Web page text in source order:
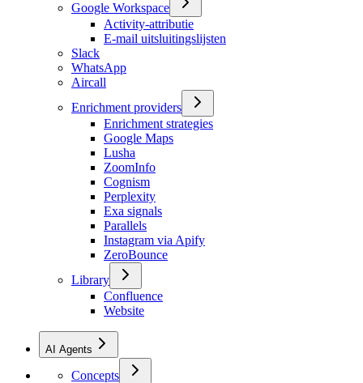
Google Workspace
Activity-attributie
E-mail uitsluitingslijsten
Slack
WhatsApp
Aircall
Enrichment providers
Enrichment strategies
Google Maps
Lusha
ZoomInfo
Cognism
Perplexity
Exa signals
Parallels
Instagram via Apify
ZeroBounce
Library
Confluence
Website
AI Agents
Concepts